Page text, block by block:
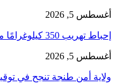
أغسطس 5, 2026
إحباط تهريب 350 كيلوغرامًا من الشيرا محشوة داخل قوالب…
أغسطس 5, 2026
ولاية أمن طنجة تنجح في